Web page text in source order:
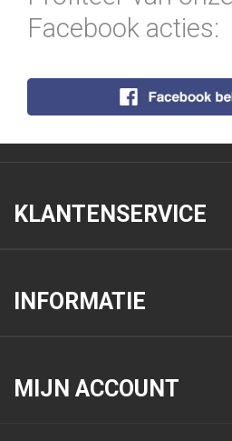
Facebook acties:
KLANTENSERVICE
INFORMATIE
MIJN ACCOUNT